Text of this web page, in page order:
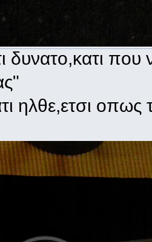
δυνατο,κατι
ηλθε,ετσι